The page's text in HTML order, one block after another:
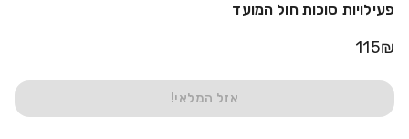
פעילויות סוכות חול המועד
115₪
אזל המלאי!